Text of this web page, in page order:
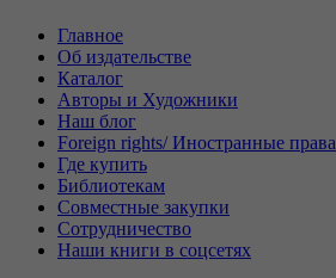
Главное
Об издательстве
Каталог
Авторы и Художники
Наш блог
Foreign rights/ Иностранные права
Где купить
Библиотекам
Совместные закупки
Сотрудничество
Наши книги в соцсетях